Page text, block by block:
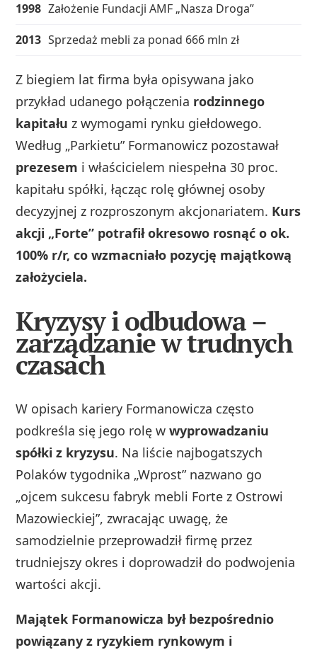
1998 Założenie Fundacji AMF „Nasza Droga”
2013 Sprzedaż mebli za ponad 666 mln zł
Z biegiem lat firma była opisywana jako
przykład udanego połączenia rodzinnego
kapitału z wymogami rynku giełdowego.
Według „Parkietu” Formanowicz pozostawał
prezesem i właścicielem niespełna 30 proc.
kapitału spółki, łącząc rolę głównej osoby
decyzyjnej z rozproszonym akcjonariatem. Kurs
akcji „Forte” potrafił okresowo rosnąć o ok.
100% r/r, co wzmacniało pozycję majątkową
założyciela.
Kryzysy i odbudowa –
zarządzanie w trudnych
czasach
W opisach kariery Formanowicza często
podkreśla się jego rolę wwyprowadzaniu
spółki z kryzysu. Na liście najbogatszych
Polaków tygodnika „Wprost” nazwano go
„ojcem sukcesu fabryk mebli Forte z Ostrowi
Mazowieckiej”, zwracając uwagę, że
samodzielnie przeprowadził firmę przez
trudniejszy okres i doprowadził do podwojenia
wartości akcji.
Majątek Formanowicza był bezpośrednio
powiązany z ryzykiem rynkowym i